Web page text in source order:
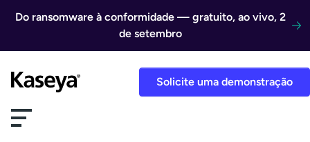
Do ransomware à conformidade — gratuito, ao vivo, 2
de setembro
Solicite uma demonstração